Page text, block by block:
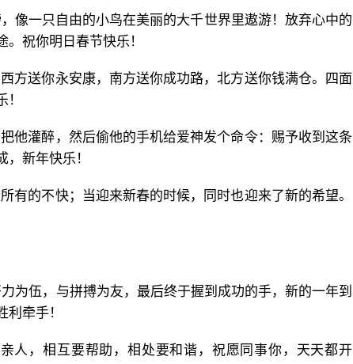
像一只自由的小鸟在美丽的大千世界里遨游！放弃心中的
祝你明日春节快乐！
方送你永安康，南方送你成功路，北方送你钱满仓。四面
他灌醉，然后偷他的手机给爱神发个命令：赐予收到这条
新年快乐！
有的不快；当迎来新春的时候，同时也迎来了新的希望。
为伍，与拼搏为友，最后终于握到成功的手，新的一年到
牵手！
人，相互要帮助，相处要和谐，祝愿同事你，天天都开